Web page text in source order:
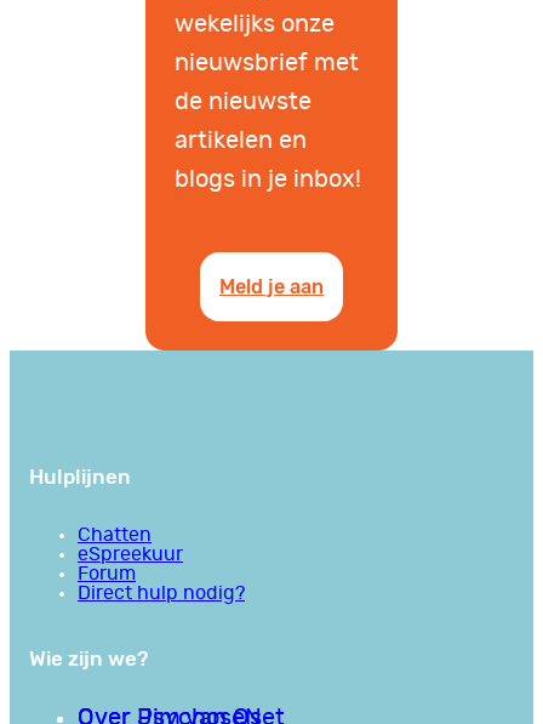
wekelijks onze
nieuwsbrief met
de nieuwste
artikelen en
blogs in je inbox!
Meld je aan
Hulplijnen
Chatten
eSpreekuur
Forum
Direct hulp nodig?
Wie zijn we?
Over PsychoseNet
Over Jim van Os